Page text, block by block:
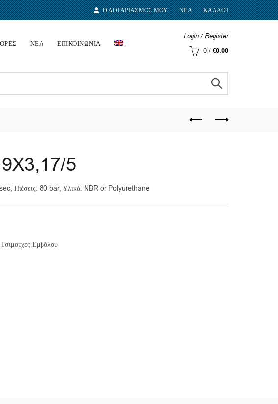
Ο ΛΟΓΑΡΙΑΣΜΟΣ ΜΟΥ ΝΕΑ ΚΑΛΑΘΙ
ΝΕΑ ΕΠΙΚΟΙΝΩΝΙΑ
Login / Register
0 / €0.00
5
Πιέσεις: 80 bar, Υλικά: NBR or Polyurethane
Τσιμούχες Εμβόλου